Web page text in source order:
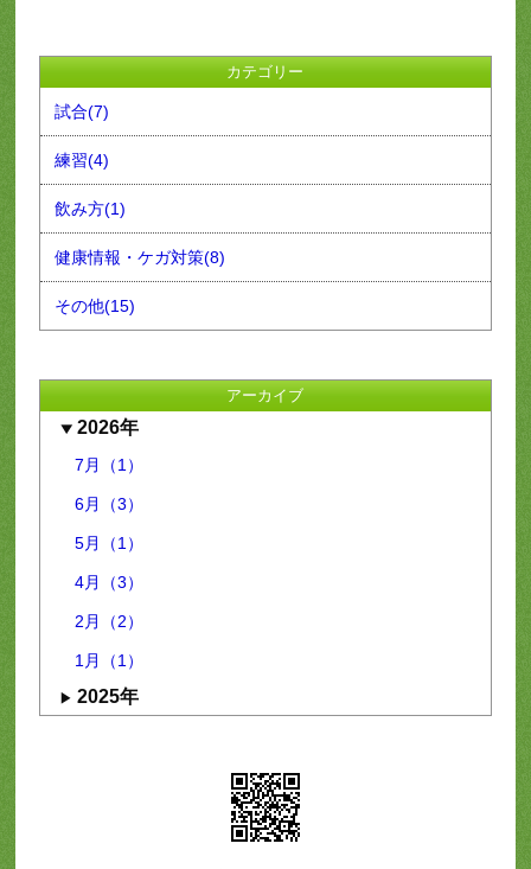
カテゴリー
試合(7)
練習(4)
飲み方(1)
健康情報・ケガ対策(8)
その他(15)
アーカイブ
2026年
7月（1）
6月（3）
5月（1）
4月（3）
2月（2）
1月（1）
2025年